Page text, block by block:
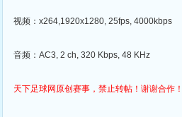
视频：x264,1920x1280, 25fps, 4000kbps
音频：AC3, 2 ch, 320 Kbps, 48 KHz
天下足球网原创赛事，禁止转帖！谢谢合作